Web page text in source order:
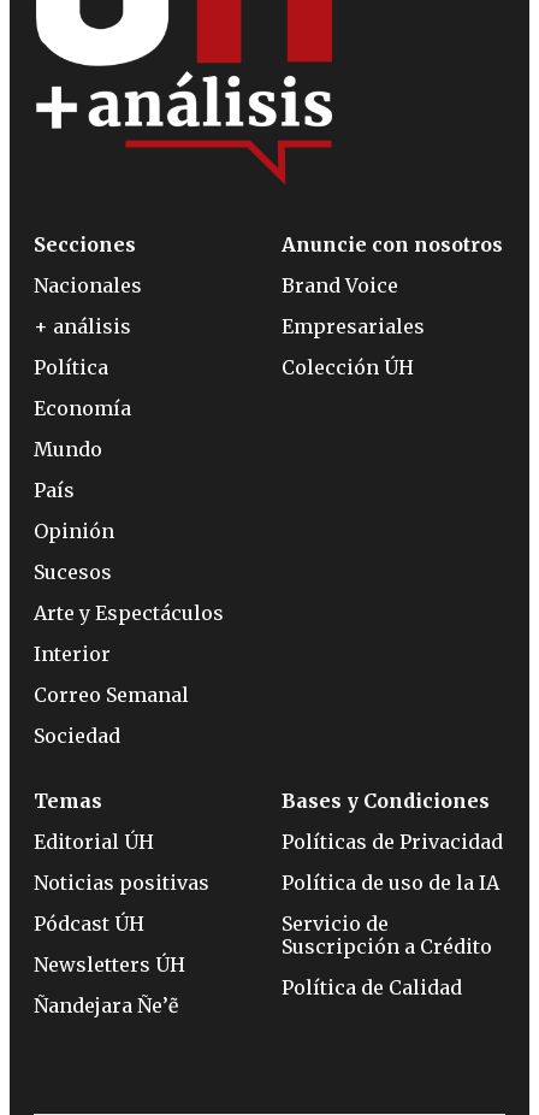
Secciones
Nacionales
+ análisis
Política
Economía
Mundo
País
Opinión
Sucesos
Arte y Espectáculos
Interior
Correo Semanal
Sociedad
Anuncie con nosotros
Brand Voice
Empresariales
Colección ÚH
Temas
Editorial ÚH
Noticias positivas
Pódcast ÚH
Newsletters ÚH
Ñandejara Ñe’ẽ
Bases y Condiciones
Políticas de Privacidad
Política de uso de la IA
Servicio de
Suscripción a Crédito
Política de Calidad